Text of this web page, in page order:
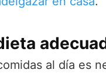
al día es